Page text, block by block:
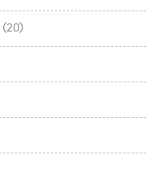
(20)